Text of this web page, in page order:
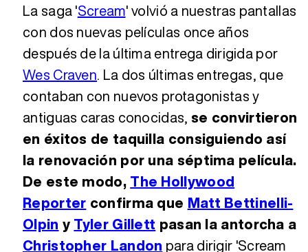
La saga 'Scream' volvió a nuestras pantallas
con dos nuevas películas once años
después de la última entrega dirigida por
Wes Craven. La dos últimas entregas, que
contaban con nuevos protagonistas y
antiguas caras conocidas, se convirtieron
en éxitos de taquilla consiguiendo así
la renovación por una séptima película.
De este modo, The Hollywood
Reporter confirma que Matt Bettinelli-
Olpin y Tyler Gillett pasan la antorcha a
Christopher Landon para dirigir 'Scream